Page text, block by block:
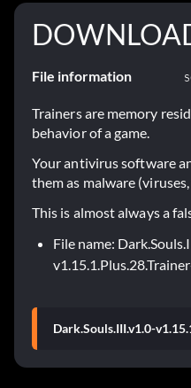
File information
Trainers are memory
behavior of a game.
Your antivirus software
them as malware
This is almost always a
File name:
Dark.Souls.III.v1.0-